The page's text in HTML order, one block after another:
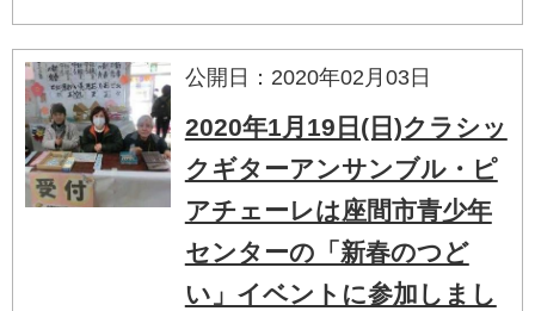
公開日：2020年02月03日
2020年1月19日(日)クラシッ
クギターアンサンブル・ピ
アチェーレは座間市青少年
センターの「新春のつど
い」イベントに参加しまし